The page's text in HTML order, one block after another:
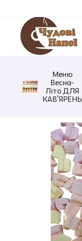
Меню
Весна-
Літо ДЛЯ
КАВ'ЯРЕНЬ